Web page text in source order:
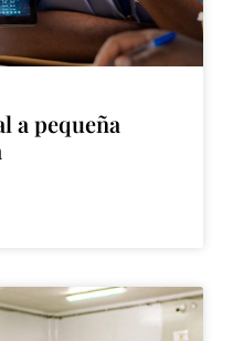
a pequeña